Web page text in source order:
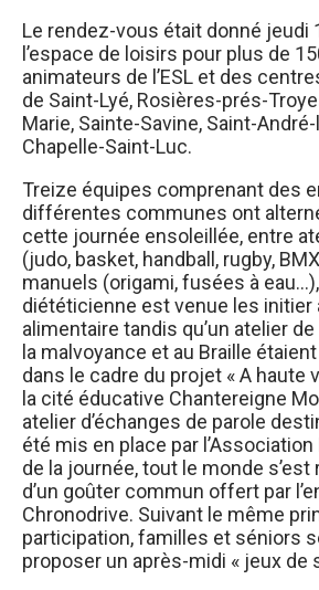
Le rendez-vous était donné jeudi
l’espace de loisirs pour plus de
animateurs de l’ESL et des
de Saint-Lyé, Rosières-prés-
Marie, Sainte-Savine, Saint-
Chapelle-Saint-Luc.
Treize équipes comprenant des
différentes communes ont
cette journée ensoleillée, entre
(judo, basket, handball, rugby,
manuels (origami, fusées à
diététicienne est venue les initier
alimentaire tandis qu’un atelier
la malvoyance et au Braille
dans le cadre du projet « A haute
la cité éducative Chantereigne
atelier d’échanges de parole
été mis en place par l’Association
de la journée, tout le monde
d’un goûter commun offert par
Chronodrive. Suivant le même
participation, familles et séniors
proposer un après-midi « jeux de